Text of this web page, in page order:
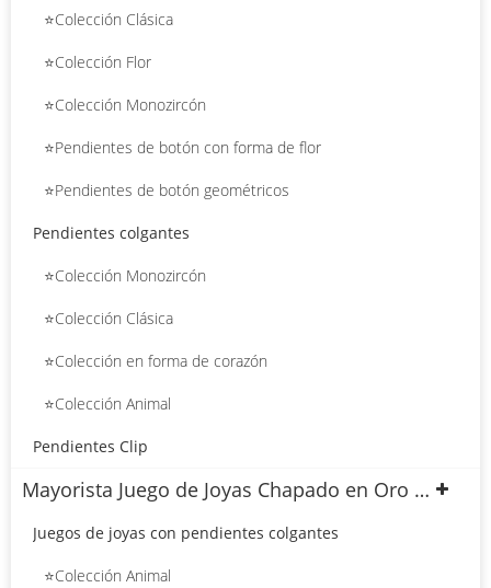
⭐Colección Clásica
⭐Colección Flor
⭐Colección Monozircón
⭐Pendientes de botón con forma de flor
⭐Pendientes de botón geométricos
Pendientes colgantes
⭐Colección Monozircón
⭐Colección Clásica
⭐Colección en forma de corazón
⭐Colección Animal
Pendientes Clip
Mayorista Juego de Joyas Chapado en Oro 18k
Juegos de joyas con pendientes colgantes
⭐Colección Animal